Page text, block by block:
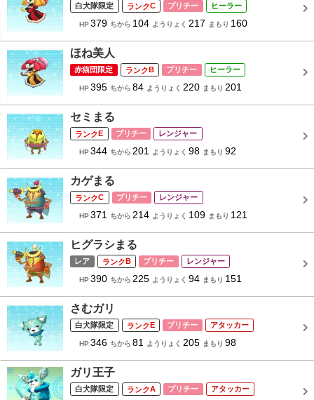
白犬隊限定 C プリチー ヒーラー
HP379 ちから 104 ようりょく 217 まもり 160
ほね美人
赤猫団限定 B プリチー ヒーラー
HP395 ちから 84 ようりょく 220 まもり 201
セミまる
E プリチー レンジャー
HP344 ちから 201 ようりょく 98 まもり 92
カゲまる
C プリチー レンジャー
HP371 ちから 214 ようりょく 109 まもり 121
ヒグラシまる
レア B プリチー レンジャー
HP390 ちから 225 ようりょく 94 まもり 151
さむガリ
白犬隊限定 E プリチー アタッカー
HP346 ちから 81 ようりょく 205 まもり 98
ガリ王子
白犬隊限定 A プリチー アタッカー